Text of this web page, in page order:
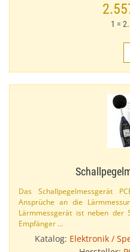
1 =
Das Schallpegelmessgerät
Ansprüche an die
Lärmmessgerät ist neben der
Empfänger …
Katalog: Elektronik /